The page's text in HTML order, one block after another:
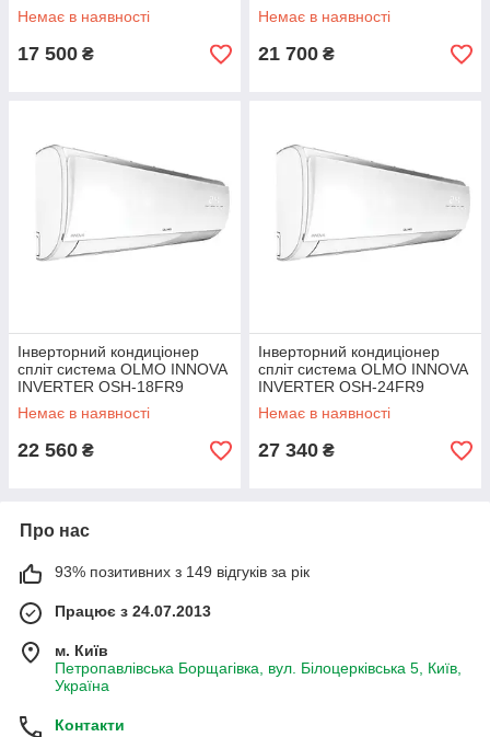
Немає в наявності
17 500 ₴
Немає в наявності
21 700 ₴
Інверторний кондиціонер
спліт система OLMO INNOVA
INVERTER OSH-18FR9
Немає в наявності
22 560 ₴
Інверторний кондиціонер
спліт система OLMO INNOVA
INVERTER OSH-24FR9
Немає в наявності
27 340 ₴
Про нас
93% позитивних з 149 відгуків за рік
Працює з 24.07.2013
м. Київ
Петропавлівська Борщагівка, вул. Білоцерківська 5, Київ,
Україна
Контакти